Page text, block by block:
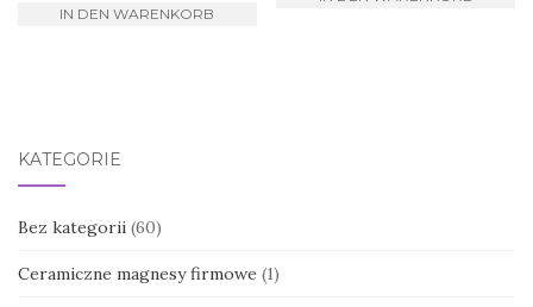
IN DEN WARENKORB
KATEGORIE
Bez kategorii (60)
Ceramiczne magnesy firmowe (1)